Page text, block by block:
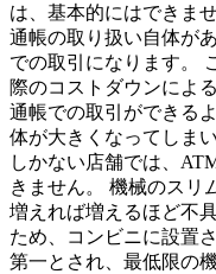
は、基本的にはできま
通帳の取り扱い自体が
での取引になります。
際のコストダウンによ
通帳での取引ができる
体が大きくなってしま
しかない店舗では、
きません。 機械のスリ
増えれば増えるほど不
ため、コンビニに設置
第一とされ、最低限の